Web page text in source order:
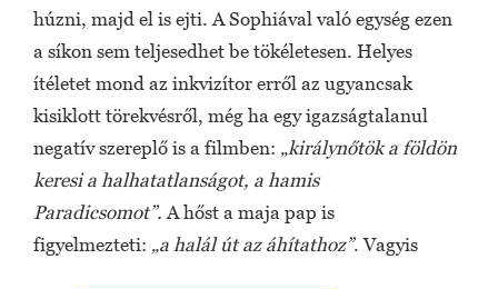
húzni, majd el is ejti. A Sophiával való egység ezen
a síkon sem teljesedhet be tökéletesen. Helyes
ítéletet mond az inkvizítor erről az ugyancsak
kisiklott törekvésről, még ha egy igazságtalanul
negatív szereplő is a filmben: „királynőtök a földön
keresi a halhatatlanságot, a hamis
Paradicsomot”. A hőst a maja pap is
figyelmezteti: „a halál út az áhítathoz”. Vagyis